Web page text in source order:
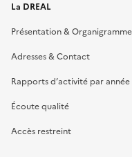
La DREAL
Présentation & Organigramme
Adresses & Contact
Rapports d’activité par année
Écoute qualité
Accès restreint